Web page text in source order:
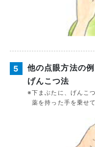
5
他の点眼方法の例
げんこつ法
※下まぶたに、げんこ
薬を持った手を乗せ